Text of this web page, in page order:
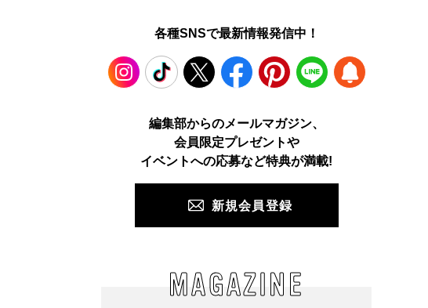
各種SNSで最新情報発信中！
TikTok Facebook Pinterest LINE
編集部からのメールマガジン、
会員限定プレゼントや
イベントへの応募など特典が満載!
新規会員登録
MAGAZINE